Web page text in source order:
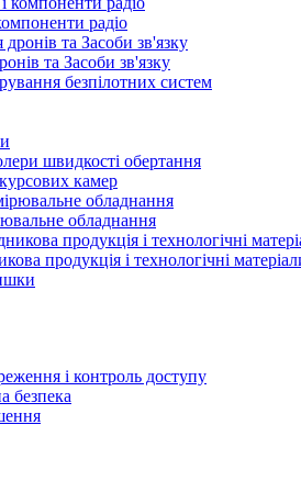
радіо
та Засоби зв'язку
безпілотних систем
швидкості обертання
камер
обладнання
продукція і технологічні
і контроль доступу
безпека